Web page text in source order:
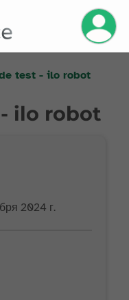
test - ilo robot
ilo robot
2024 г.